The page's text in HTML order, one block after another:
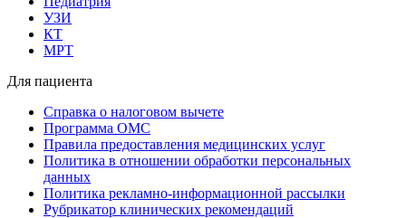
УЗИ
КТ
МРТ
Для пациента
Справка о налоговом вычете
Программа ОМС
Правила предоставления медицинских услуг
Политика в отношении обработки персональных
данных
Политика рекламно-информационной рассылки
Рубрикатор клинических рекомендаций